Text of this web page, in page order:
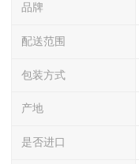
品牌
配送范围
包装方式
产地
是否进口